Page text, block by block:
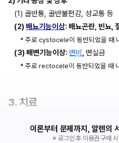
(1) 골반통, 골반불편감, 성교통 등
(2) 배뇨기능이상: 배뇨곤란, 빈뇨,
* 주로 cystocele이 동반되었을 때
(3) 배변기능이상: 변비 , 변실금
* 주로 rectocele이 동반되었을 때
3. 치료
이론부터 문제까지, 알렌의
※ 로그인 후 이용권 구매